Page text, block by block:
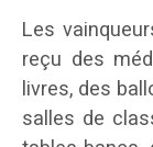
Les
reçu des
livres, des
salles de